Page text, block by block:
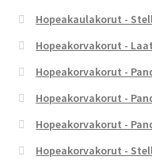
Hopeakaulakorut -
Hopeakorvakorut -
Hopeakorvakorut -
Hopeakorvakorut -
Hopeakorvakorut -
Hopeakorvakorut -